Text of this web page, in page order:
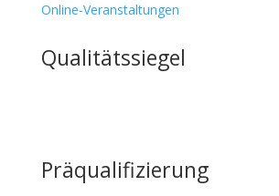
Online-Veranstaltungen
Qualitätssiegel
Präqualifizierung